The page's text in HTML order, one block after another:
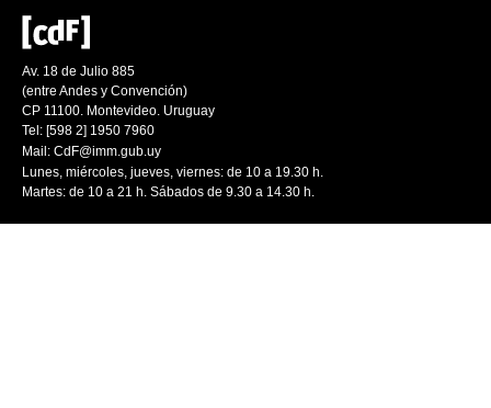
Av. 18 de Julio 885
(entre Andes y Convención)
CP 11100. Montevideo. Uruguay
Tel: [598 2] 1950 7960
Mail: CdF@imm.gub.uy
Lunes, miércoles, jueves, viernes: de 10 a 19.30 h.
Martes: de 10 a 21 h. Sábados de 9.30 a 14.30 h.